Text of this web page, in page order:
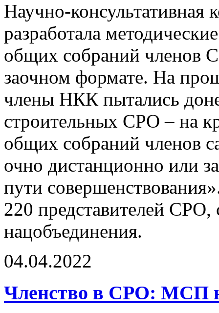
Научно-
разработала
общих собраний членов
заочном формате. На
члены НКК пытались
строительных СРО – на
общих собраний членов
очно дистанционно или
пути
220 представителей
нацобъединения.
04.04.2022
Членство в СРО: МСП